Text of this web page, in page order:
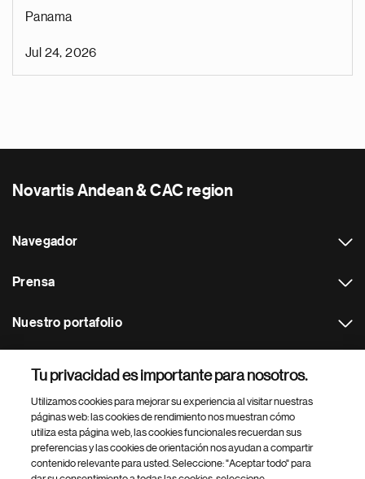
Panama
Jul 24, 2026
Novartis Andean & CAC region
Navegador
Prensa
Nuestro portafolio
Footer Site Search
Tu privacidad es importante para nosotros.
Utilizamos cookies para mejorar su experiencia al visitar nuestras
páginas web: las cookies de rendimiento nos muestran cómo
utiliza esta página web, las cookies funcionales recuerdan sus
preferencias y las cookies de orientación nos ayudan a compartir
contenido relevante para usted. Seleccione: "Aceptar todo" para